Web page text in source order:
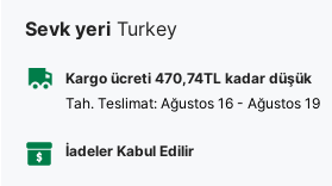
Sevk yeri Turkey
Kargo ücreti 470,74TL kadar düşük
Tah. Teslimat: Ağustos 16 - Ağustos 19
İadeler Kabul Edilir